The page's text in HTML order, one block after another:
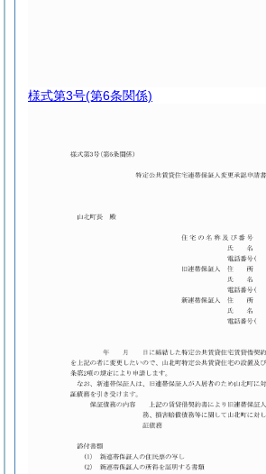
様式第3号(第6条関係)